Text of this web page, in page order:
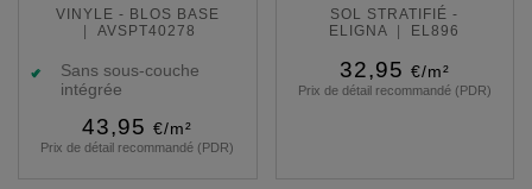
VINYLE - BLOS BASE
AVSPT40278
Sans sous-couche
intégrée
43,95 €/m²
Prix de détail recommandé (PDR)
SOL STRATIFIÉ -
ELIGNA
EL896
32,95 €/m²
Prix de détail recommandé (PDR)